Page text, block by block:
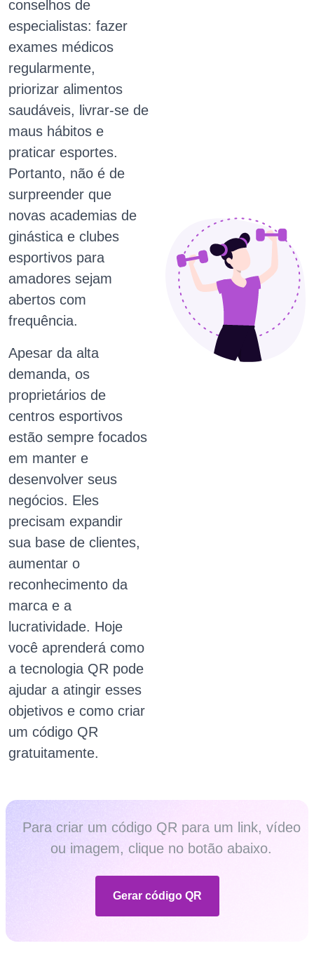
conselhos de
especialistas: fazer
exames médicos
regularmente,
priorizar alimentos
saudáveis, livrar-se de
maus hábitos e
praticar esportes.
Portanto, não é de
surpreender que
novas academias de
ginástica e clubes
esportivos para
amadores sejam
abertos com
frequência.
Apesar da alta
demanda, os
proprietários de
centros esportivos
estão sempre focados
em manter e
desenvolver seus
negócios. Eles
precisam expandir
sua base de clientes,
aumentar o
reconhecimento da
marca e a
lucratividade. Hoje
você aprenderá como
a tecnologia QR pode
ajudar a atingir esses
objetivos e como criar
um código QR
gratuitamente.
Para criar um código QR para um link, vídeo
ou imagem, clique no botão abaixo.
Gerar código QR